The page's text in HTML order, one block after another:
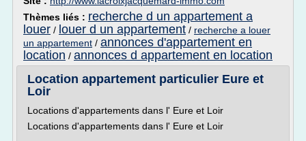
Thèmes liés : recherche d un appartement a
louer / louer d un appartement / recherche a louer
un appartement / annonces d'appartement en
location / annonces d appartement en location
Location appartement particulier Eure et
Loir
Locations d'appartements dans l' Eure et Loir
Locations d'appartements dans l' Eure et Loir